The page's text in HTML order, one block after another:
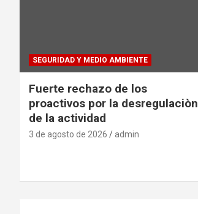
SEGURIDAD Y MEDIO AMBIENTE
Fuerte rechazo de los
proactivos por la desregulaciòn
de la actividad
3 de agosto de 2026 admin